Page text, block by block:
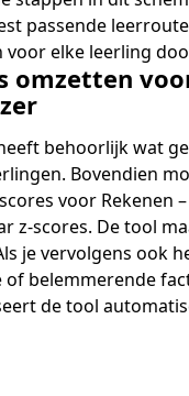
passende
voor elke leerling
omzetten
behoorlijk wat
Bovendien
voor Rekenen
z-scores. De tool
je vervolgens ook
belemmerende
de tool